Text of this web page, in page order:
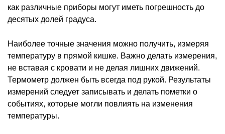
как различные приборы могут иметь погрешность до
десятых долей градуса.
Наиболее точные значения можно получить, измеряя
температуру в прямой кишке. Важно делать измерения,
не вставая с кровати и не делая лишних движений.
Термометр должен быть всегда под рукой. Результаты
измерений следует записывать и делать пометки о
событиях, которые могли повлиять на изменения
температуры.